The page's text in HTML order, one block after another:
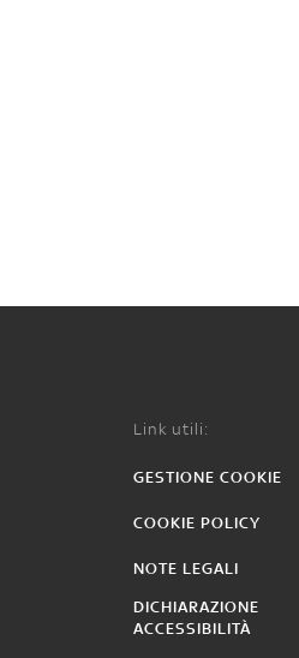
Link utili:
GESTIONE COOKIE
COOKIE POLICY
NOTE LEGALI
DICHIARAZIONE
ACCESSIBILITÀ